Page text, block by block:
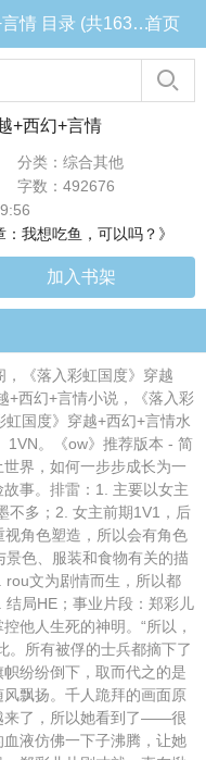
《落入彩虹国度》穿越+西幻+言情 目录 (共163章)首页
+西幻+言情
分类：综合其他
字数：492676
：我想吃鱼，可以吗？》
加入书架
，《落入彩虹国度》穿越
+西幻+言情小说，《落入彩
国度》穿越+西幻+言情水
1VN。《ow》推荐版本 - 简
界，如何一步步成长为一
事。排雷：1. 主要以女主
不多；2. 女主前期1V1，后
角色塑造，所以会有角色
色、服装和食物有关的描
rou文为剧情而生，所以都
局HE；事业片段：郑彩儿
他人生死的神明。“所以，
。所有被俘的士兵都摘下了
纷纷倒下，取而代之的是
飘扬。千人跪拜的画面原
来了，所以她看到了——很
液仿佛一下子沸腾，让她